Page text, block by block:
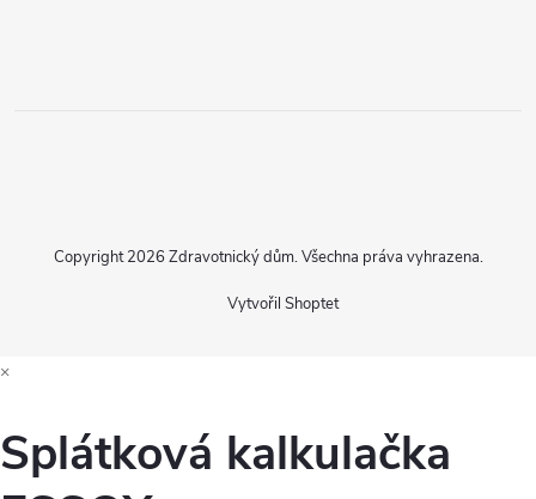
Vytvořil Shoptet
Copyright 2026 Zdravotnický dům. Všechna práva vyhrazena.
×
Splátková kalkulačka